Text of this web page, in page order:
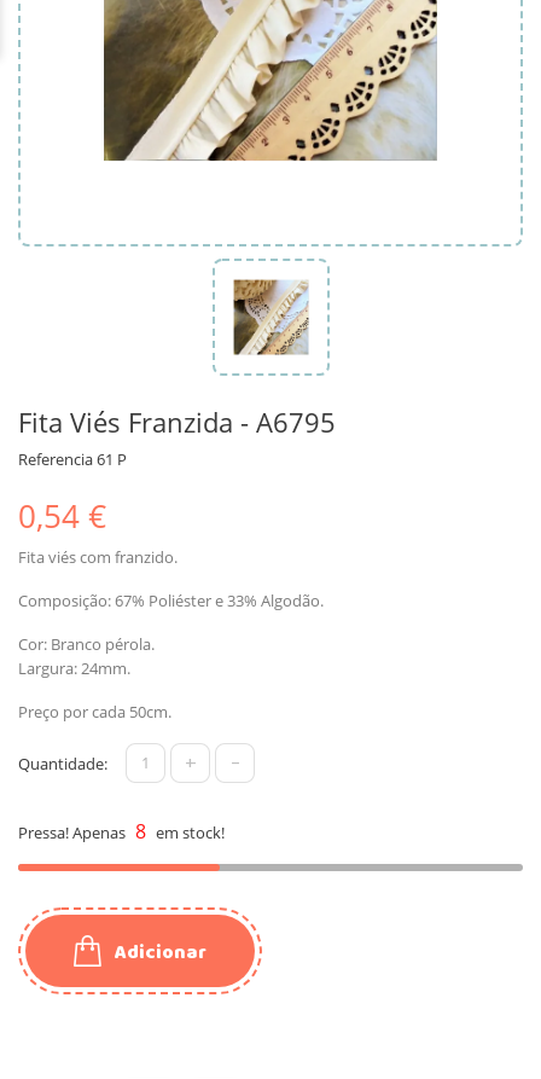
Fita Viés Franzida - A6795
Referencia61 P
0,54 €
Fita viés com franzido.
Composição: 67% Poliéster e 33% Algodão.
Cor: Branco pérola.
Largura: 24mm.
Preço por cada 50cm.
Quantidade: + -
Pressa! Apenas 8 em stock!
Adicionar